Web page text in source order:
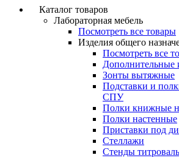
Каталог товаров
Лабораторная мебель
Посмотреть все товары
Изделия общего
Посмотреть все
Дополнительные
Зонты вытяжные
Подставки и
СПУ
Полки книжные
Полки настенные
Приставки под
Стеллажи
Стенды